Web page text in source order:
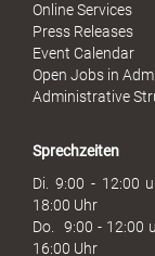
Online Services
Press Releases
Event Calendar
Open Jobs in
Administrative
Sprechzeiten
Di. 9:00 - 12:00
18:00 Uhr
Do. 9:00 - 12:00
16:00 Uhr